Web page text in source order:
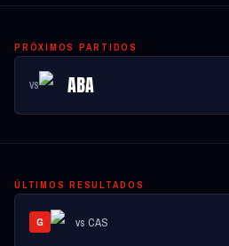
PRÓXIMOS PARTIDOS
VS ABA
ÚLTIMOS RESULTADOS
G vs CAS